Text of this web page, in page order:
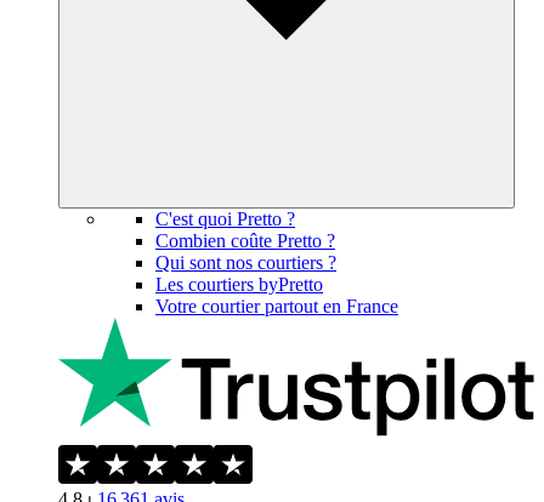
C'est quoi Pretto ?
Combien coûte Pretto ?
Qui sont nos courtiers ?
Les courtiers byPretto
Votre courtier partout en France